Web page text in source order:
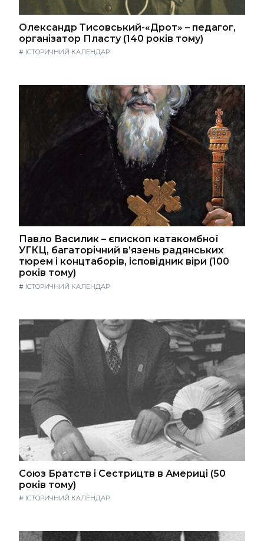
Олександр Тисовський-«Дрот» – педагог,
організатор Пласту (140 років тому)
# ІСТОРИЧНИЙ КАЛЕНДАР
Павло Василик – єпископ катакомбної
УГКЦ, багаторічний в’язень радянських
тюрем і концтаборів, ісповідник віри (100
років тому)
# ІСТОРИЧНИЙ КАЛЕНДАР
Союз Братств і Сестрицтв в Америці (50
років тому)
# ІСТОРИЧНИЙ КАЛЕНДАР